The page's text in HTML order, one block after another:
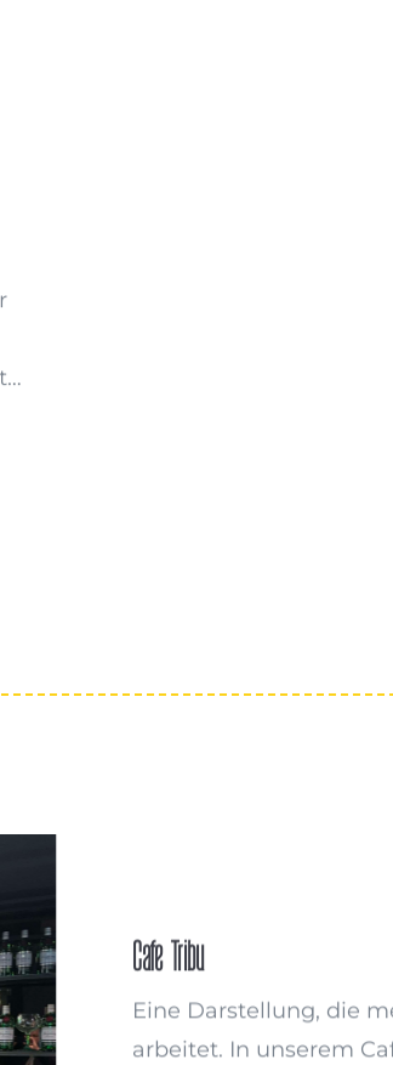
Cafe Tribu
Eine Darstellung, die
arbeitet. In unserem